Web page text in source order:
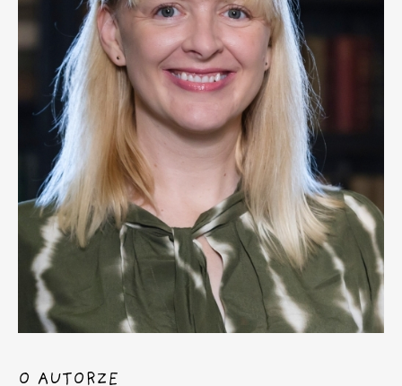
O AUTORZE